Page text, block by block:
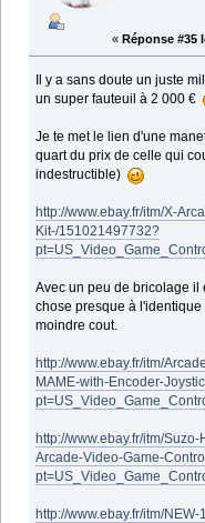
« Réponse #35
Il y a sans doute un juste
un super fauteuil à 2 000 €
Je te met le lien d'une
quart du prix de celle qui
indestructible)
http://www.ebay.fr/itm/X-
Kit-/151021497732?
Avec un peu de bricolage il
chose presque à
moindre cout.
http://www.ebay.fr/itm/
MAME-with-Encoder-
http://www.ebay.fr/itm/
Arcade-Video-Game-
http://www.ebay.fr/itm/